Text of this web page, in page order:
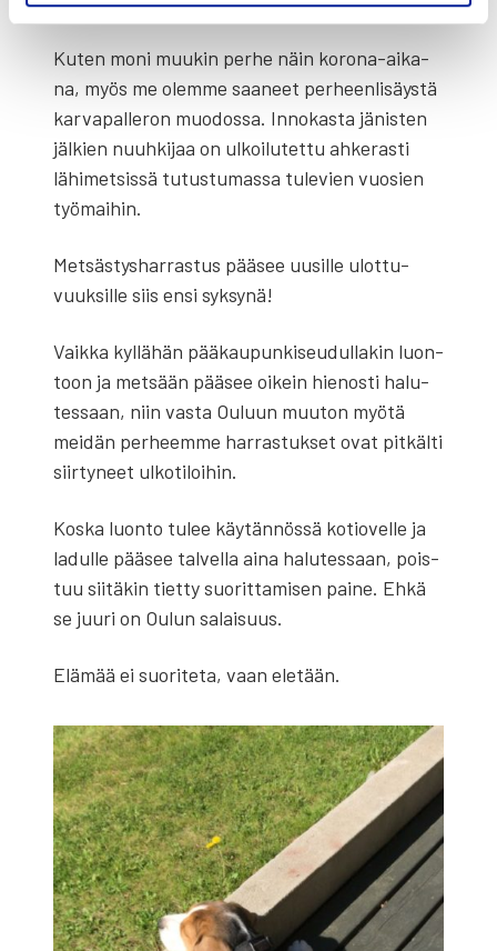
Kuten moni muu­kin per­he näin koro­na-aika­
na, myös me olem­me saa­neet per­heen­li­säys­tä
kar­va­pal­le­ron muo­dos­sa. Inno­kas­ta jänis­ten
jäl­kien nuuh­ki­jaa on ulkoi­lu­tet­tu ahke­ras­ti
lähi­met­sis­sä tutus­tu­mas­sa tule­vien vuo­sien
työ­mai­hin.
Met­säs­tys­har­ras­tus pää­see uusil­le ulot­tu­
vuuk­sil­le siis ensi syk­sy­nä!
Vaik­ka kyl­lä­hän pää­kau­pun­ki­seu­dul­la­kin luon­
toon ja met­sään pää­see oikein hie­nos­ti halu­
tes­saan, niin vas­ta Ouluun muu­ton myö­tä
mei­dän per­heem­me har­ras­tuk­set ovat pit­käl­ti
siir­ty­neet ulko­ti­loi­hin.
Kos­ka luon­to tulee käy­tän­nös­sä kotio­vel­le ja
ladul­le pää­see tal­vel­la aina halu­tes­saan, pois­
tuu sii­tä­kin tiet­ty suo­rit­ta­mi­sen pai­ne. Ehkä
se juu­ri on Oulun salai­suus.
Elä­mää ei suo­ri­te­ta, vaan ele­tään.